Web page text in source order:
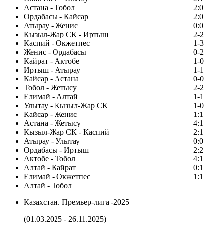
Астана - Тобол
2:0
Ордабасы - Кайсар
2:0
Атырау - Женис
0:0
Кызыл-Жар СК - Иртыш
2-2
Каспий - Окжетпес
1-3
Женис - Ордабасы
0-2
Кайрат - Актобе
1-0
Иртыш - Атырау
1-1
Кайсар - Астана
0-0
Тобол - Жетысу
2-2
Елимай - Алтай
1-1
Улытау - Кызыл-Жар СК
1-0
Кайсар - Женис
1:1
Астана - Жетысу
4:1
Кызыл-Жар СК - Каспий
2:1
Атырау - Улытау
0:0
Ордабасы - Иртыш
2:2
Актобе - Тобол
4:1
Алтай - Кайрат
0:1
Елимай - Окжетпес
1:1
Алтай - Тобол
Казахстан. Премьер-лига -2025
(01.03.2025 - 26.11.2025)